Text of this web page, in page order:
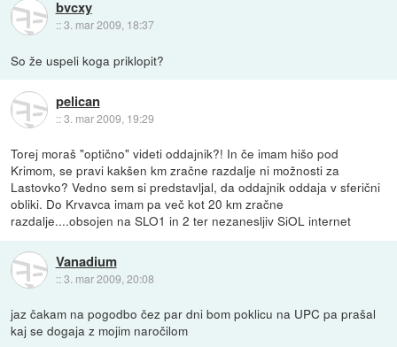
bvcxy
::3. mar 2009, 18:37
So že uspeli koga priklopit?
pelican
::3. mar 2009, 19:29
Torej moraš "optično" videti oddajnik?! In če imam hišo pod
Krimom, se pravi kakšen km zračne razdalje ni možnosti za
Lastovko? Vedno sem si predstavljal, da oddajnik oddaja v sferični
obliki. Do Krvavca imam pa več kot 20 km zračne
razdalje....obsojen na SLO1 in 2 ter nezanesljiv SiOL internet
Vanadium
::3. mar 2009, 20:08
jaz čakam na pogodbo čez par dni bom poklicu na UPC pa prašal
kaj se dogaja z mojim naročilom